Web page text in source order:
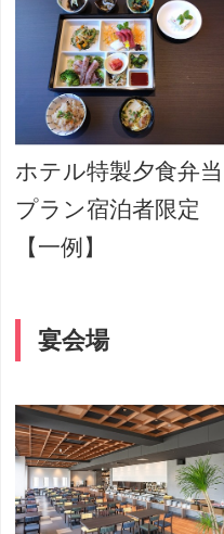
ホテル特製夕食弁当
プラン宿泊者限定
【一例】
宴会場